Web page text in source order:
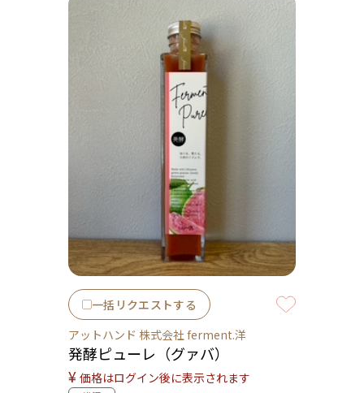
一括リクエストする
アットハンド 株式会社 ferment.洋
発酵ピューレ（グァバ）
¥ 価格はログイン後に表示されます